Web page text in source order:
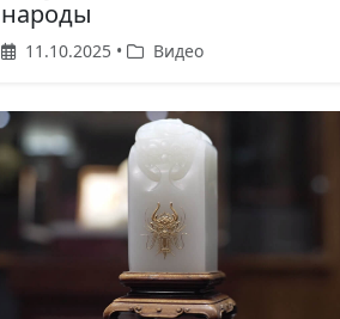
народы
11.10.2025 • Видео